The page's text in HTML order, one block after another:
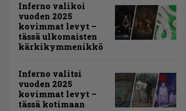
Inferno valikoi
vuoden 2025
kovimmat levyt –
tässä ulkomaisten
kärkikymmenikkö
Inferno valitsi
vuoden 2025
kovimmat levyt –
tässä kotimaan